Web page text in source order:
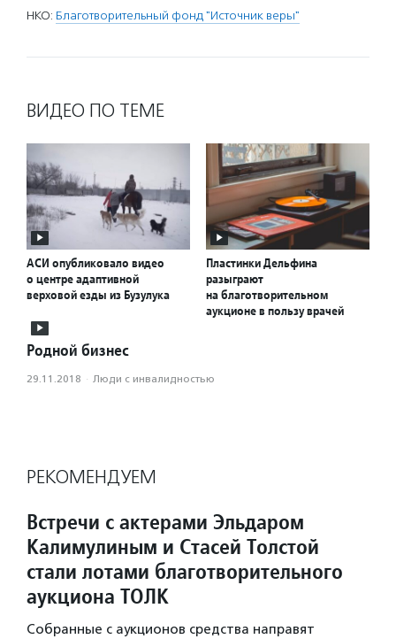
НКО: Благотворительный фонд "Источник веры"
ВИДЕО ПО ТЕМЕ
АСИ опубликовало видео
о центре адаптивной
верховой езды из Бузулука
Пластинки Дельфина
разыграют
на благотворительном
аукционе в пользу врачей
Родной бизнес
29.11.2018 · Люди с инвалидностью
РЕКОМЕНДУЕМ
Встречи с актерами Эльдаром
Калимулиным и Стасей Толстой
стали лотами благотворительного
аукциона ТОЛК
Собранные с аукционов средства направят